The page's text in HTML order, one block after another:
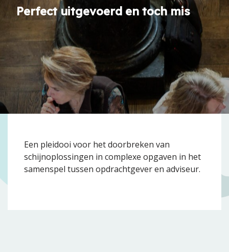
Perfect uitgevoerd en toch mis
Een pleidooi voor het doorbreken van
schijnoplossingen in complexe opgaven in het
samenspel tussen opdrachtgever en adviseur.